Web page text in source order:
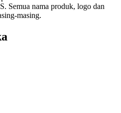
Semua nama produk, logo dan
masing.